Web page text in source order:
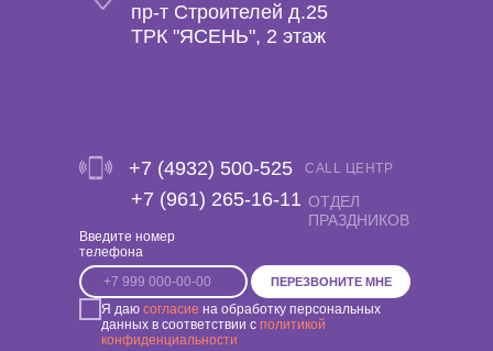
Введите номер
телефона
Я даю согласие на обработку персональных
данных в соответствии с политикой
конфиденциальности
ПЕРЕЗВОНИТЕ МНЕ
пр-т Строителей д.25
ТРК "ЯСЕНЬ", 2 этаж
+7 (4932) 500-525
‎+7 (961) 265-16-11 ОТДЕЛ
ПРАЗДНИКОВ
CALL ЦЕНТР